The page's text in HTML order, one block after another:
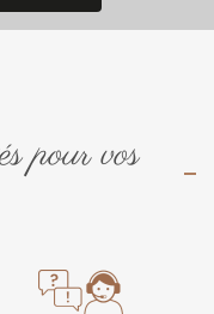
pour vos